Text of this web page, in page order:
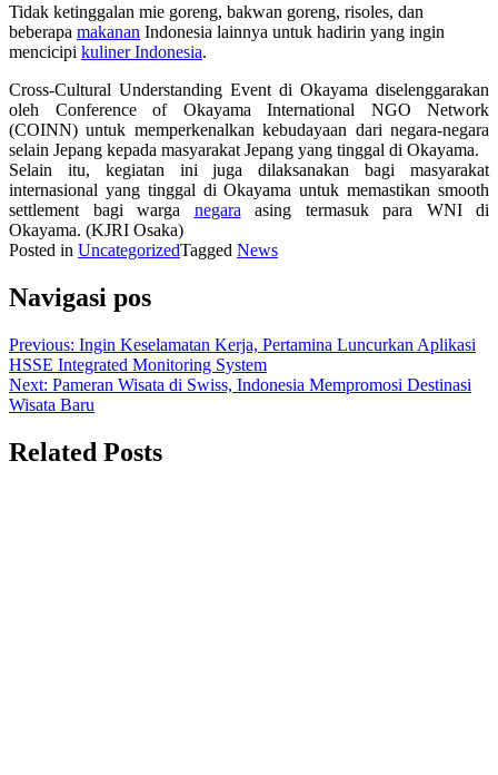
Tidak ketinggalan mie goreng, bakwan goreng, risoles, dan
beberapa makanan Indonesia lainnya untuk hadirin yang ingin
mencicipi kuliner Indonesia.
Cross-Cultural Understanding Event di Okayama diselenggarakan
oleh Conference of Okayama International NGO Network
(COINN) untuk memperkenalkan kebudayaan dari negara-negara
selain Jepang kepada masyarakat Jepang yang tinggal di Okayama.
Selain itu, kegiatan ini juga dilaksanakan bagi masyarakat
internasional yang tinggal di Okayama untuk memastikan smooth
settlement bagi warga negara asing termasuk para WNI di
Okayama. (KJRI Osaka)
Posted in UncategorizedTagged News
Navigasi pos
Previous: Ingin Keselamatan Kerja, Pertamina Luncurkan Aplikasi
HSSE Integrated Monitoring System
Next: Pameran Wisata di Swiss, Indonesia Mempromosi Destinasi
Wisata Baru
Related Posts